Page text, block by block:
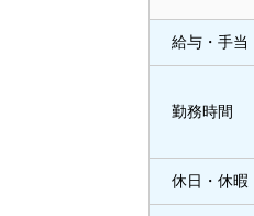
給与・手当
勤務時間
休日・休暇